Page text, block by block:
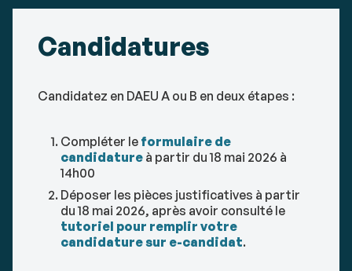
Candidatures
Candidatez en DAEU A ou B en deux étapes :
Compléter le formulaire de
candidature à partir du 18 mai 2026 à
14h00
Déposer les pièces justificatives à partir
du 18 mai 2026, après avoir consulté le
tutoriel pour remplir votre
candidature sur e-candidat.